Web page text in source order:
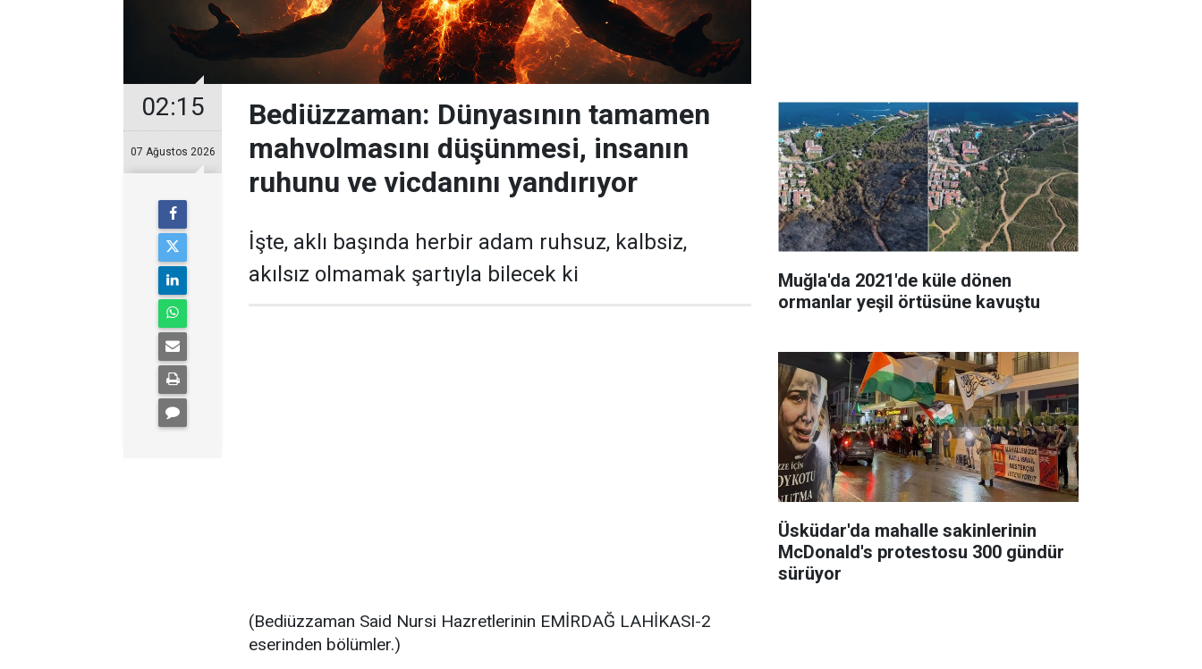
02:15
07 Ağustos 2026
Bediüzzaman: Dünyasının tamamen
mahvolmasını düşünmesi, insanın
ruhunu ve vicdanını yandırıyor
İşte, aklı başında herbir adam ruhsuz, kalbsiz,
akılsız olmamak şartıyla bilecek ki
(Bediüzzaman Said Nursi Hazretlerinin EMİRDAĞ LAHİKASI-2
eserinden bölümler.)
Muğla'da 2021'de küle dönen
ormanlar yeşil örtüsüne kavuştu
Üsküdar'da mahalle sakinlerinin
McDonald's protestosu 300 gündür
sürüyor